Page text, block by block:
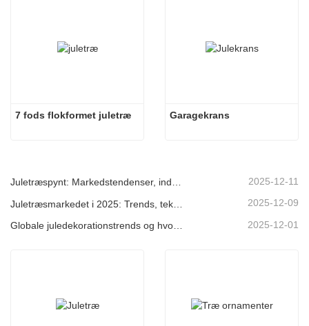
7 fods flokformet juletræ Garagekrans
Juletræspynt: Markedstendenser, indsigt i forsyningskæden og indkøbsguide 2025 2025-12-11
2025-12-09
2025-12-01